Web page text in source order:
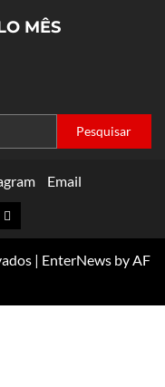
MÊS
Email
| EnterNewsby AF